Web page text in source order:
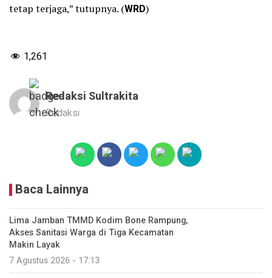
tetap terjaga,” tutupnya. (WRD)
1,261
Redaksi Sultrakita
Redaksi
Baca Lainnya
Lima Jamban TMMD Kodim Bone Rampung,
Akses Sanitasi Warga di Tiga Kecamatan
Makin Layak
7 Agustus 2026 - 17:13